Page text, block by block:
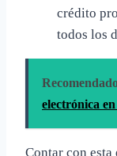
crédito
todos los
electrónica
Contar con